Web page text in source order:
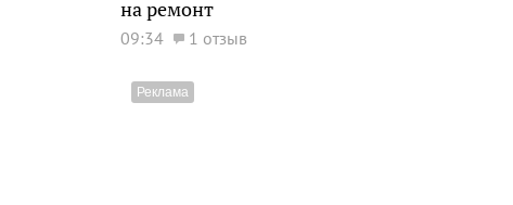
на ремонт
09:34 1 отзыв